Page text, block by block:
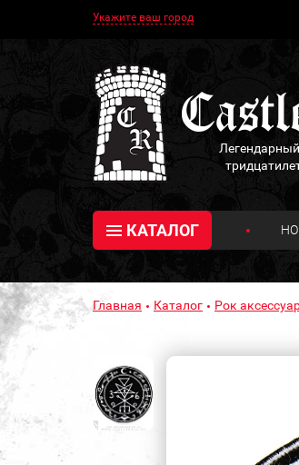
Укажите ваш город
КАТАЛОГ
Главная Каталог Рок